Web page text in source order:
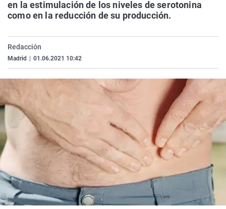
La rosa de los vientos
Caso
Extremadura
País Vasco
Virales
en la estimulación de los niveles de serotonina
como en la reducción de su producción.
Redacción
Madrid 01.06.2021 10:42